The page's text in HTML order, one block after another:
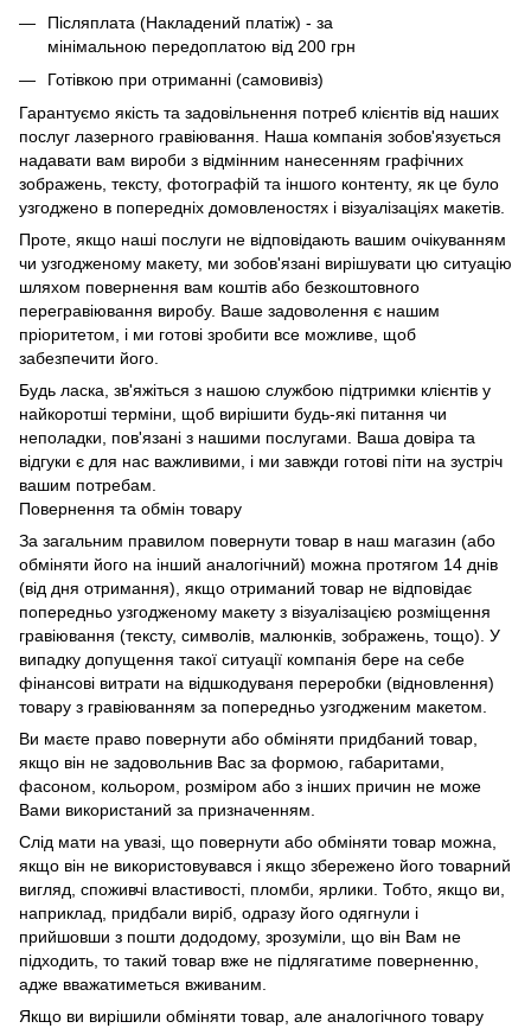
Післяплата (Накладений платіж) - за
мінімальною передоплатою від 200 грн
Готівкою при отриманні (самовивіз)
Гарантуємо якість та задовільнення потреб клієнтів від наших
послуг лазерного гравіювання. Наша компанія зобов'язується
надавати вам вироби з відмінним нанесенням графічних
зображень, тексту, фотографій та іншого контенту, як це було
узгоджено в попередніх домовленостях і візуалізаціях макетів.
Проте, якщо наші послуги не відповідають вашим очікуванням
чи узгодженому макету, ми зобов'язані вирішувати цю ситуацію
шляхом повернення вам коштів або безкоштовного
перегравіювання виробу. Ваше задоволення є нашим
пріоритетом, і ми готові зробити все можливе, щоб
забезпечити його.
Будь ласка, зв'яжіться з нашою службою підтримки клієнтів у
найкоротші терміни, щоб вирішити будь-які питання чи
неполадки, пов'язані з нашими послугами. Ваша довіра та
відгуки є для нас важливими, і ми завжди готові піти на зустріч
вашим потребам.
Повернення та обмін товару
За загальним правилом повернути товар в наш магазин (або
обміняти його на інший аналогічний) можна протягом 14 днів
(від дня отримання), якщо отриманий товар не відповідає
попередньо узгодженому макету з візуалізацією розміщення
гравіювання (тексту, символів, малюнків, зображень, тощо). У
випадку допущення такої ситуації компанія бере на себе
фінансові витрати на відшкодуваня переробки (відновлення)
товару з гравіюванням за попередньо узгодженим макетом.
Ви маєте право повернути або обміняти придбаний товар,
якщо він не задовольнив Вас за формою, габаритами,
фасоном, кольором, розміром або з інших причин не може
Вами використаний за призначенням.
Слід мати на увазі, що повернути або обміняти товар можна,
якщо він не використовувався і якщо збережено його товарний
вигляд, споживчі властивості, пломби, ярлики. Тобто, якщо ви,
наприклад, придбали виріб, одразу його одягнули і
прийшовши з пошти дододому, зрозуміли, що він Вам не
підходить, то такий товар вже не підлягатиме поверненню,
адже вважатиметься вживаним.
Якщо ви вирішили обміняти товар, але аналогічного товару